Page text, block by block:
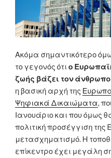
Ακόμα σημαντικότερο
το γεγονός ότι ο
ζωής βάζει τον άνθρωπο
η βασική αρχή της
Ψηφιακά Δικαιώματα,
Ιανουάριο και που όμως
πολιτική προσέγγιση
μετασχηματισμό. Η
επίκεντρο έχει μεγάλη